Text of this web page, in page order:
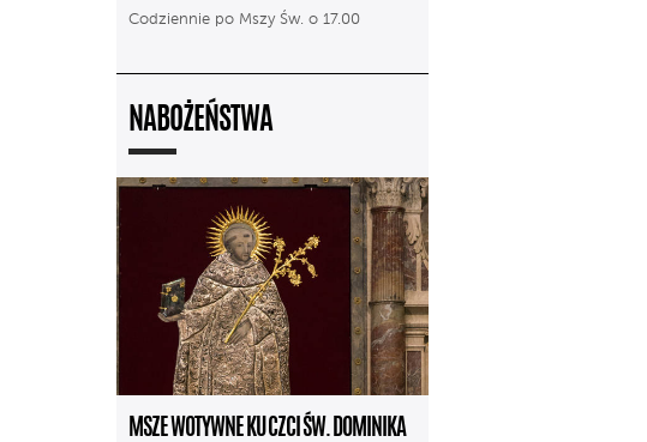
Codziennie po Mszy Św. o 17.00
NABOŻEŃSTWA
MSZE WOTYWNE KU CZCI ŚW. DOMINIKA